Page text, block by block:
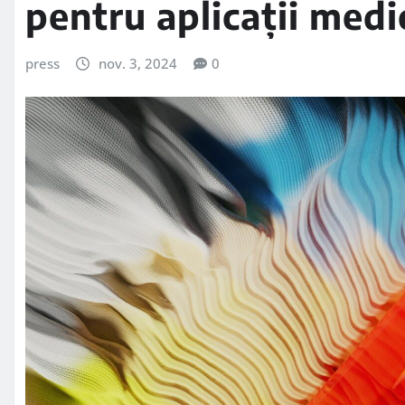
pentru aplicații
press nov. 3, 2024 0